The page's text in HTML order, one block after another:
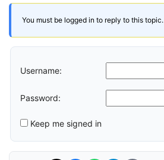
You must be logged in to reply to this topic.
Username:
Password:
Keep me signed in